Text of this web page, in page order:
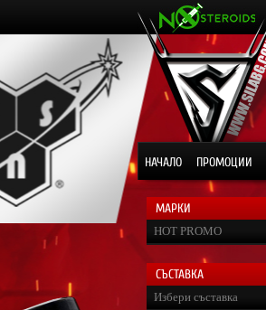
НАЧАЛО ПРОМОЦИИ
МАРКИ
HOT PROMO
СЪСТАВКА
Избери съставка